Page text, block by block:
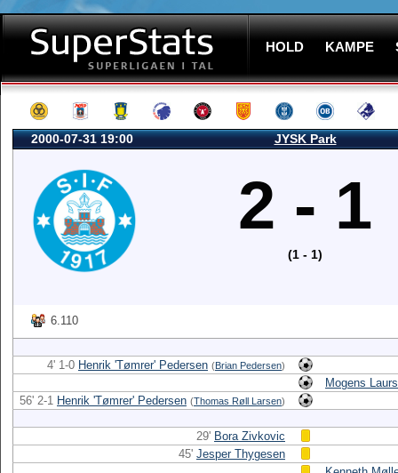
HOLD KAMPE
2000-07-31 19:00 JYSK Park
2 - 1
(1 - 1)
6.110
4' 1-0 Henrik 'Tømrer' Pedersen (Brian Pedersen)
Mogens
56' 2-1 Henrik 'Tømrer' Pedersen (Thomas Røll Larsen)
29' Bora Zivkovic
45' Jesper Thygesen